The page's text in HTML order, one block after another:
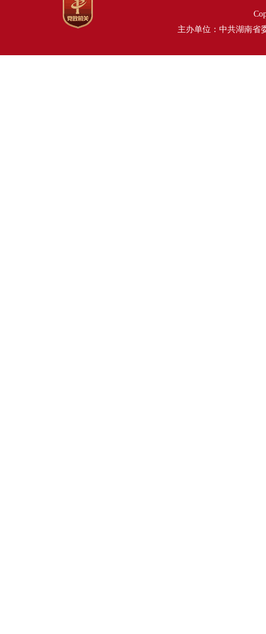
主办单位：中共湖南省